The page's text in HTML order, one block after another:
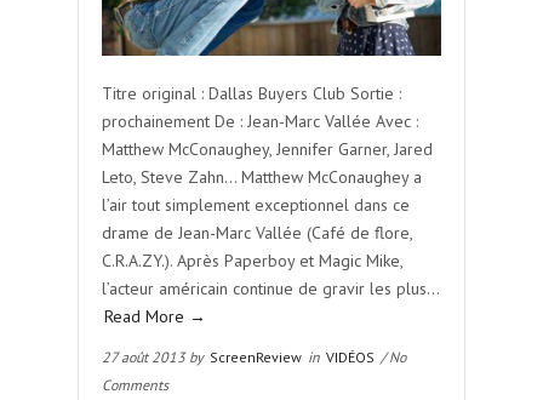
Titre original : Dallas Buyers Club Sortie :
prochainement De : Jean-Marc Vallée Avec :
Matthew McConaughey, Jennifer Garner, Jared
Leto, Steve Zahn… Matthew McConaughey a
l’air tout simplement exceptionnel dans ce
drame de Jean-Marc Vallée (Café de flore,
C.R.A.ZY.). Après Paperboy et Magic Mike,
l’acteur américain continue de gravir les plus…
Read More →
27 août 2013 by ScreenReview in VIDÉOS / No
Comments